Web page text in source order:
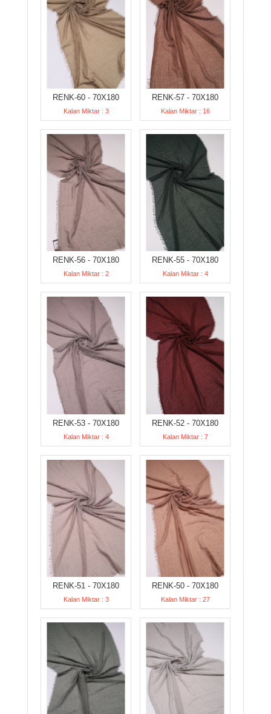
RENK-60 - 70X180
Kalan Miktar : 3
RENK-57 - 70X180
Kalan Miktar : 16
RENK-56 - 70X180
Kalan Miktar : 2
RENK-55 - 70X180
Kalan Miktar : 4
RENK-53 - 70X180
Kalan Miktar : 4
RENK-52 - 70X180
Kalan Miktar : 7
RENK-51 - 70X180
Kalan Miktar : 3
RENK-50 - 70X180
Kalan Miktar : 27